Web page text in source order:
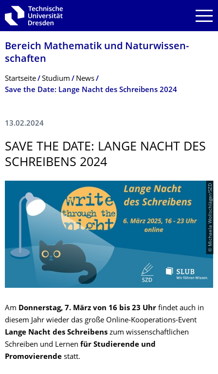
Zur Hauptnavigation springen
Zur Suche springen
Zum Inhalt springen
Bereich Mathematik und Natur­wissen­
schaften
Breadcrumb-Menü
Startseite Studium
News
Save the Date: Lange Nacht des Schreibens 2024
13.02.2024
SAVE THE DATE: LANGE NACHT DES
SCHREIBENS 2024
© Michaela Wollschläger/SZD
Am Donnerstag, 7. März von 16 bis 23 Uhr findet auch in
diesem Jahr wieder das große Online-Kooperations-Event
Lange Nacht des Schreibens zum wissenschaftlichen
Schreiben und Lernen für Studierende und
Promovierende statt.